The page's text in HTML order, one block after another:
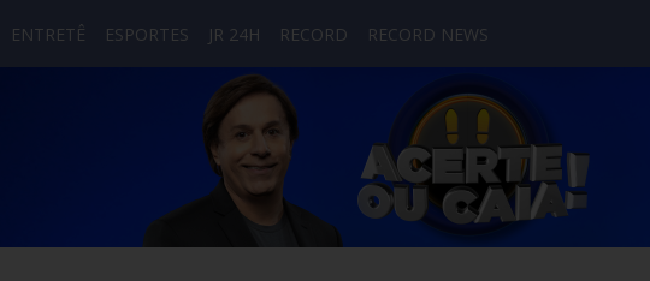
ENTRETÊ ESPORTES JR 24H RECORD RECORD NEWS